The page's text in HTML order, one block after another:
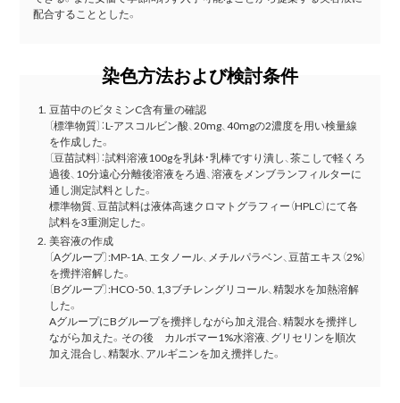
配合することとした。
染色方法および検討条件
豆苗中のビタミンC含有量の確認
〔標準物質〕：L-アスコルビン酸、20mg、40mgの2濃度を用い検量線
を作成した。
〔豆苗試料〕：試料溶液100gを乳鉢・乳棒ですり潰し、茶こしで軽くろ
過後、10分遠心分離後溶液をろ過、溶液をメンブランフィルターに
通し測定試料とした。
標準物質、豆苗試料は液体高速クロマトグラフィー（HPLC）にて各
試料を3重測定した。
美容液の作成
〔Aグループ〕:MP-1A、エタノール、メチルパラベン、豆苗エキス（2%）
を攪拌溶解した。
〔Bグループ〕:HCO-50、1,3ブチレングリコール、精製水を加熱溶解
した。
AグループにBグループを攪拌しながら加え混合、精製水を攪拌し
ながら加えた。その後 カルボマー1%水溶液、グリセリンを順次
加え混合し、精製水、アルギニンを加え攪拌した。